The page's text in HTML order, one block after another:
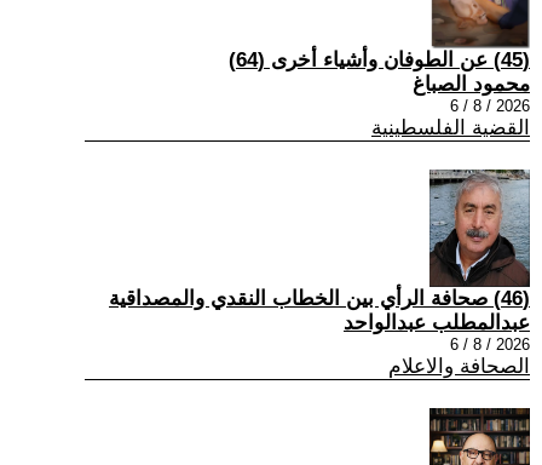
(45) عن الطوفان وأشياء أخرى (64)
محمود الصباغ
2026 / 8 / 6
القضية الفلسطينية
(46) صحافة الرأي بين الخطاب النقدي والمصداقية
عبدالمطلب عبدالواحد
2026 / 8 / 6
الصحافة والاعلام